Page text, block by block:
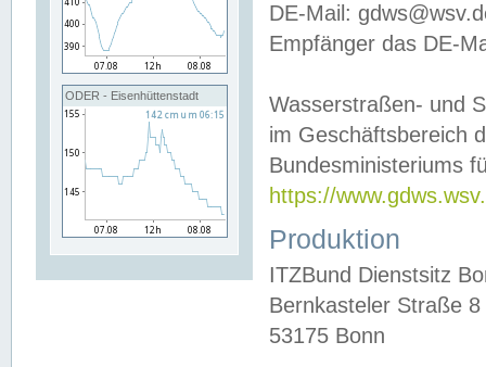
ODER - Eisenhüttenstadt
DE-Mail:
Empfänger das DE-
Wasserstraßen- und
im Geschäftsbereich
Bundesministeriums
https://
Produktion
ITZBund Dienstsitz
Bernkasteler Straße 8
53175 Bonn